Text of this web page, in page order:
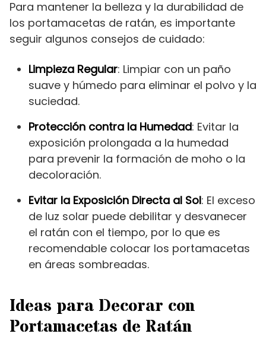
Para mantener la belleza y la durabilidad de
los portamacetas de ratán, es importante
seguir algunos consejos de cuidado:
Limpieza Regular: Limpiar con un paño
suave y húmedo para eliminar el polvo y la
suciedad.
Protección contra la Humedad: Evitar la
exposición prolongada a la humedad
para prevenir la formación de moho o la
decoloración.
Evitar la Exposición Directa al Sol: El exceso
de luz solar puede debilitar y desvanecer
el ratán con el tiempo, por lo que es
recomendable colocar los portamacetas
en áreas sombreadas.
Ideas para Decorar con
Portamacetas de Ratán